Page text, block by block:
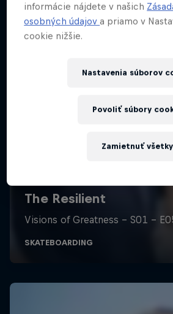
informácie nájdete v našich
osobných údajova priamo v
cookie nižšie.
Nastavenia súborov
Zamietnuť všetky
Povoliť súbory